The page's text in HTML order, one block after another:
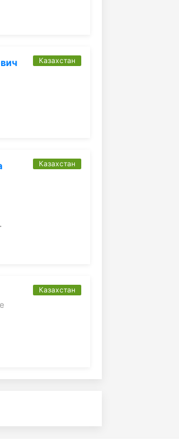
Казахстан
Казахстан
Казахстан